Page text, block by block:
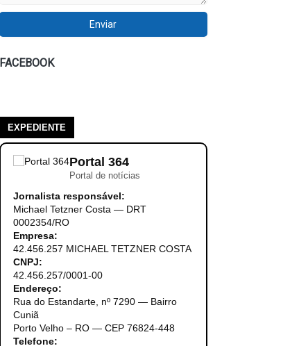
FACEBOOK
EXPEDIENTE
Portal 364
Portal de notícias
Jornalista responsável:
Michael Tetzner Costa — DRT
0002354/RO
Empresa:
42.456.257 MICHAEL TETZNER COSTA
CNPJ:
42.456.257/0001-00
Endereço:
Rua do Estandarte, nº 7290 — Bairro
Cuniã
Porto Velho – RO — CEP 76824-448
Telefone: